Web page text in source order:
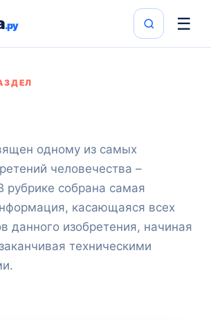
.ру ☰
одному из самых
человечества –
рубрике собрана самая
касающаяся всех
данного изобретения, начиная
техническими